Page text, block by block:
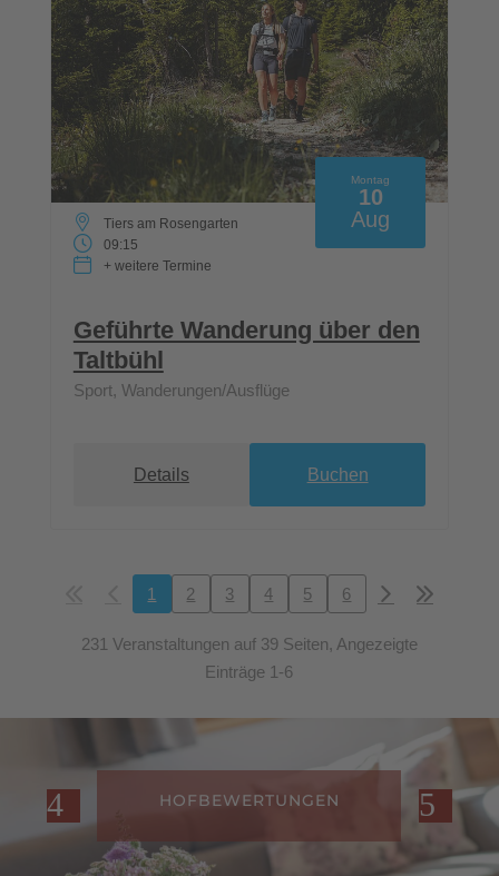
Montag
10
Aug
Tiers am Rosengarten
09:15
+ weitere Termine
Geführte Wanderung über den
Taltbühl
Sport, Wanderungen/Ausflüge
Details Buchen
1 2 3 4 5 6
231 Veranstaltungen auf 39 Seiten, Angezeigte
Einträge 1-6
HOFBEWERTUNGEN